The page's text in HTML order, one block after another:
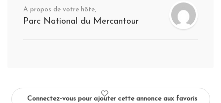
A propos de votre hôte,
Parc National du Mercantour
Connectez-vous pour ajouter cette annonce aux favoris